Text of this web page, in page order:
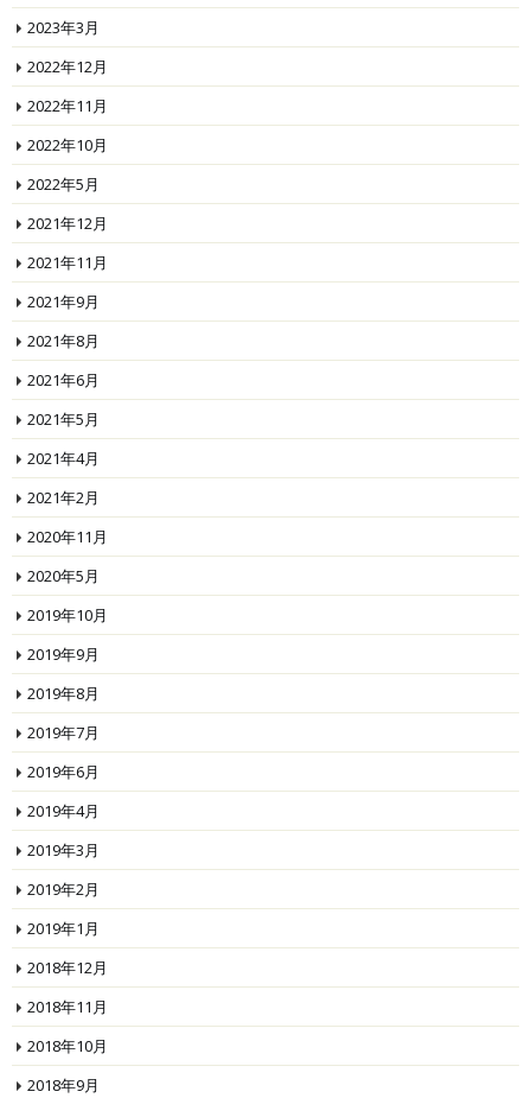
2023年3月
2022年12月
2022年11月
2022年10月
2022年5月
2021年12月
2021年11月
2021年9月
2021年8月
2021年6月
2021年5月
2021年4月
2021年2月
2020年11月
2020年5月
2019年10月
2019年9月
2019年8月
2019年7月
2019年6月
2019年4月
2019年3月
2019年2月
2019年1月
2018年12月
2018年11月
2018年10月
2018年9月